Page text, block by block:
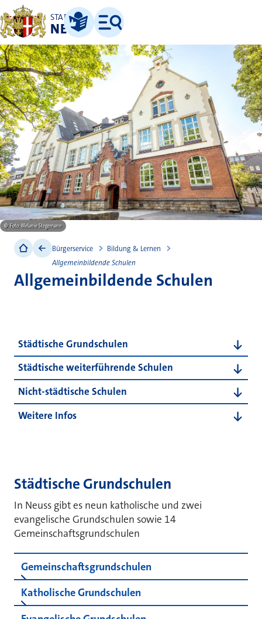
STADT
NEUSS
Leichte Sprache
Menü
© Foto: Melanie Stegemann
Bürgerservice
Bildung & Lernen
Allgemeinbildende Schulen
Allgemeinbildende Schulen
Städtische Grundschulen
Städtische weiterführende Schulen
Nicht-städtische Schulen
Weitere Infos
Städtische Grundschulen
In Neuss gibt es neun katholische und zwei
evangelische Grundschulen sowie 14
Gemeinschaftsgrundschulen
Gemeinschaftsgrundschulen
Katholische Grundschulen